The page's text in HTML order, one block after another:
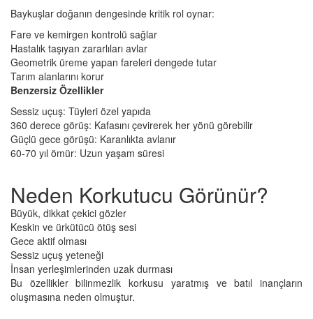
Baykuşlar doğanın dengesinde kritik rol oynar:
Fare ve kemirgen kontrolü sağlar
Hastalık taşıyan zararlıları avlar
Geometrik üreme yapan fareleri dengede tutar
Tarım alanlarını korur
Benzersiz Özellikler
Sessiz uçuş: Tüyleri özel yapıda
360 derece görüş: Kafasını çevirerek her yönü görebilir
Güçlü gece görüşü: Karanlıkta avlanır
60-70 yıl ömür: Uzun yaşam süresi
Neden Korkutucu Görünür?
Büyük, dikkat çekici gözler
Keskin ve ürkütücü ötüş sesi
Gece aktif olması
Sessiz uçuş yeteneği
İnsan yerleşimlerinden uzak durması
Bu özellikler bilinmezlik korkusu yaratmış ve batıl inançların
oluşmasına neden olmuştur.